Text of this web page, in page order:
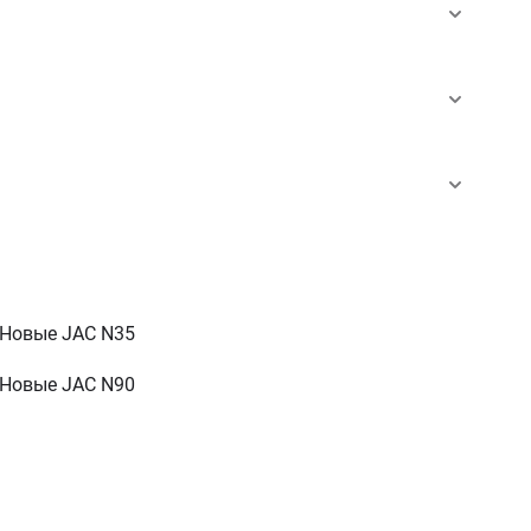
Новые JAC N35
Новые JAC N90